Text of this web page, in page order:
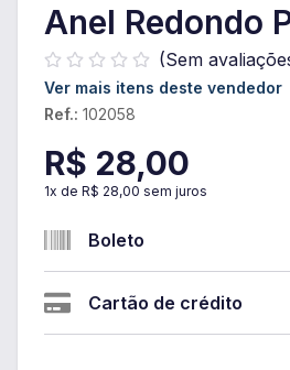
Anel Redondo
(Sem
Ver mais itens deste vendedor
Ref.: 102058
R$ 28,00
1x de R$ 28,00 sem juros
Boleto
Cartão de crédito